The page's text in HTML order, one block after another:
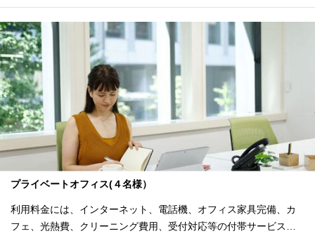
プライベートオフィス(４名様）
利用料金には、インターネット、電話機、オフィス家具完備、カ
フェ、光熱費、クリーニング費用、受付対応等の付帯サービスす